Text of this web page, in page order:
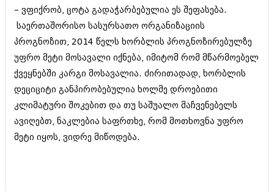
– ვფიქრობ, ცოტა გადაჭარბებულია ეს შეფასება.
საერთაშორისო სასურსათო ორგანიზაციის
პროგნოზით, 2014 წელს ხორბლის პროგნოზირებულზე
უფრო მეტი მოსავალი იქნება, იმიტომ რომ მწარმოებელ
ქვეყნებში კარგი მოსავალია. ძირითადად, ხორბლის
დეციციტი განპირობებულია ხოლმე დროებითი
კლიმატური შოკებით და თუ საშუალო მაჩვენებელს
ავიღებთ, ნაკლებია საფრთხე, რომ მოთხოვნა უფრო
მეტი იყოს, ვიდრე მიწოდება.